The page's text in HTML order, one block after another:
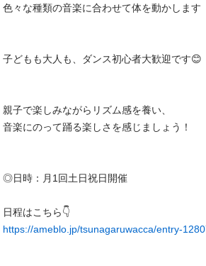
色々な種類の音楽に合わせて体を動かします
子どもも大人も、ダンス初心者大歓迎です😊
親子で楽しみながらリズム感を養い、
音楽にのって踊る楽しさを感じましょう！
◎日時：月1回土日祝日開催
https://ameblo.jp/tsunagaruwacca/entry-